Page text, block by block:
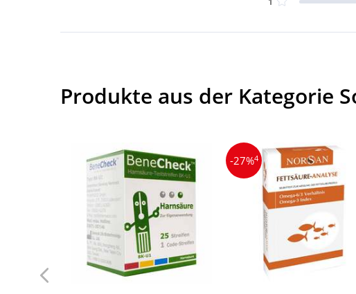
Produkte aus der Kategorie
-27%4